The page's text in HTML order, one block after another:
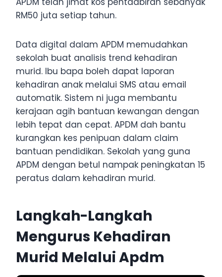
RM50 juta setiap tahun.
Data digital dalam APDM memudahkan
sekolah buat analisis trend kehadiran
murid. Ibu bapa boleh dapat laporan
kehadiran anak melalui SMS atau email
automatik. Sistem ni juga membantu
kerajaan agih bantuan kewangan dengan
lebih tepat dan cepat. APDM dah bantu
kurangkan kes penipuan dalam claim
bantuan pendidikan. Sekolah yang guna
APDM dengan betul nampak peningkatan 15
peratus dalam kehadiran murid.
Langkah-Langkah
Mengurus Kehadiran
Murid Melalui Apdm